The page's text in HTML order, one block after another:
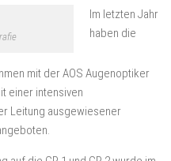
Im letzten Jahr
haben die
mit der AOS Augenoptiker
einer intensiven
Leitung ausgewiesener